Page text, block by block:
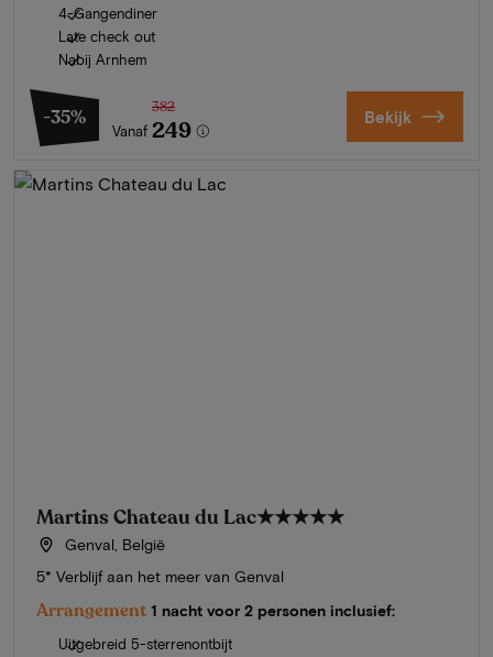
4-Gangendiner
Late check out
Nabij Arnhem
-35%
Vanaf
382
249 Bekijk
Martins Chateau du Lac★★★★★
Genval, België
5* Verblijf aan het meer van Genval
Arrangement 1 nacht voor 2 personen inclusief:
Uitgebreid 5-sterrenontbijt